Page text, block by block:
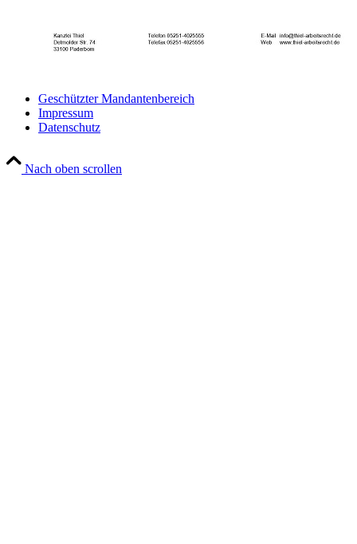
Geschützter Mandantenbereich
Impressum
Datenschutz
Nach oben scrollen